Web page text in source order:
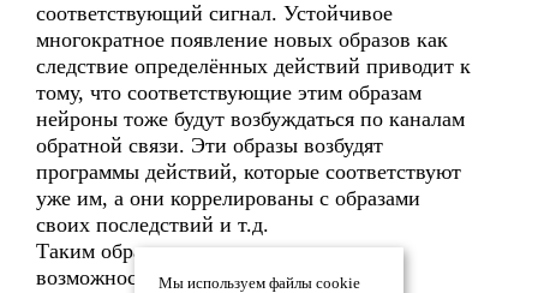
соответствующий сигнал. Устойчивое
многократное появление новых образов как
следствие определённых действий приводит к
тому, что соответствующие этим образам
нейроны тоже будут возбуждаться по каналам
обратной связи. Эти образы возбудят
программы действий, которые соответствуют
уже им, а они коррелированы с образами
своих последствий и т.д.
Таким образом в мозг закладывается
возможность предвидеть ещё не
Мы используем файлы cookie